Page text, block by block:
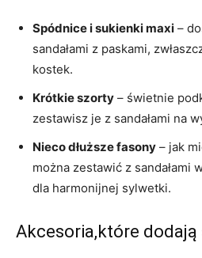
Spódnice i sukienki maxi –
sandałami z paskami,
kostek.
Krótkie szorty – świetnie
zestawisz je z sandałami na
Nieco dłuższe fasony – jak
można zestawić z sandałami
dla harmonijnej sylwetki.
Akcesoria,które dodają